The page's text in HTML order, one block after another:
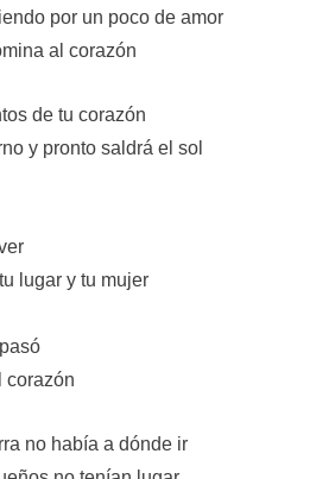
por un poco de amor
al corazón
de tu corazón
y pronto saldrá el sol
lugar y tu mujer
corazón
no había a dónde ir